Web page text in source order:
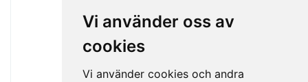
Vi använder oss av
cookies
Vi använder cookies och andra